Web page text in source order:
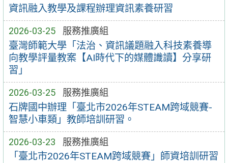
資訊融入教學及課程辦理資訊素養研習
2026-03-25 服務推廣組
臺灣師範大學「法治、資訊議題融入科技素養導
向教學評量教案【AI時代下的媒體識讀】分享研
習」
2026-03-25 服務推廣組
石牌國中辦理「臺北市2026年STEAM跨域競賽-
智慧小車類」教師培訓研習。
2026-03-23 服務推廣組
「臺北市2026年STEAM跨域競賽」師資培訓研習